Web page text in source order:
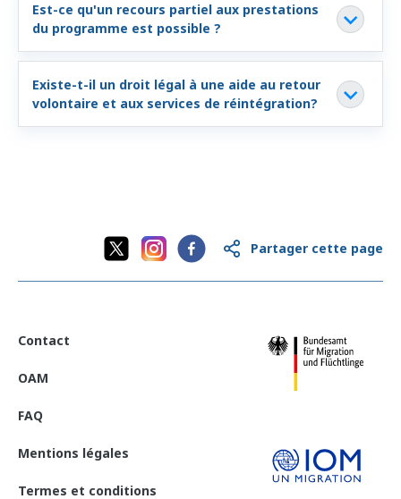
Est-ce qu'un recours partiel aux prestations
du programme est possible ?
Existe-t-il un droit légal à une aide au retour
volontaire et aux services de réintégration?
Partager cette page
Contact
OAM
FAQ
Mentions légales
Termes et conditions